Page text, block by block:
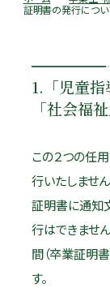
証明書の発行につい
1.「児童指
「社会福
この２つの任
行いたしませ
証明書に通知
行はできませ
間（卒業証明
す。